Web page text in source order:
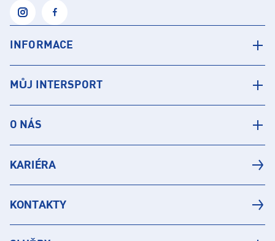
INFORMACE
MŮJ INTERSPORT
O NÁS
KARIÉRA
KONTAKTY